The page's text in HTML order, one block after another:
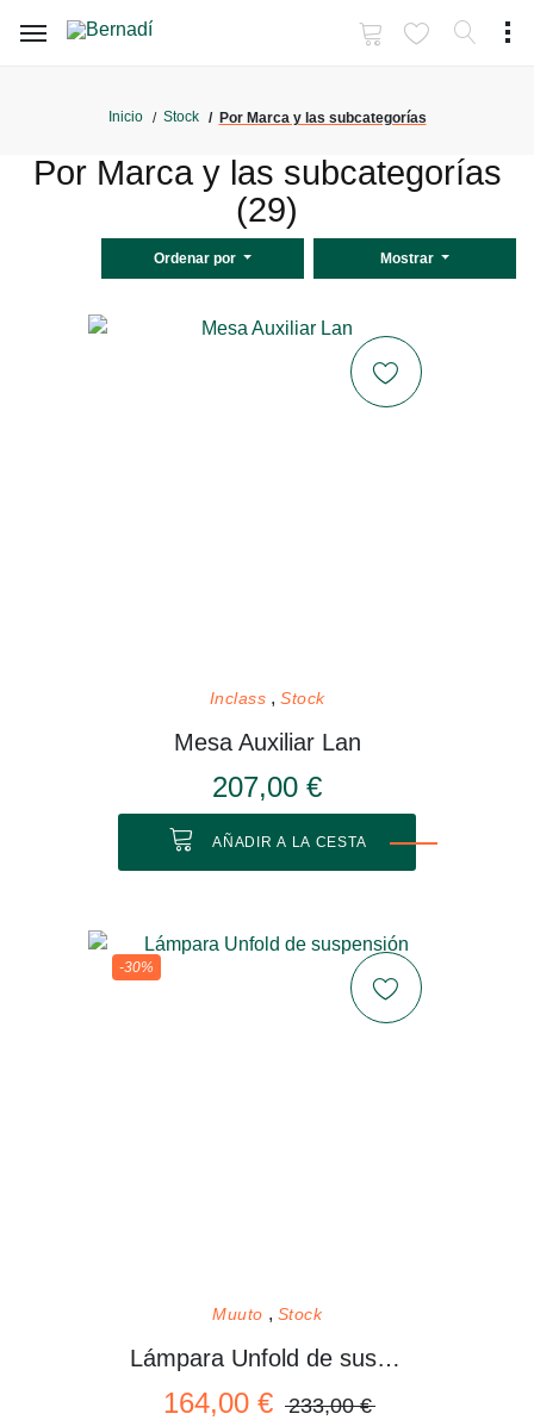
Inicio Stock Por Marca y las subcategorías
Por Marca y las subcategorías
(29)
Ordenar por Mostrar
Inclass Stock
Mesa Auxiliar Lan
207,00 €
AÑADIR A LA CESTA
-30%
Muuto Stock
Lámpara Unfold de suspensión
164,00 € 233,00 €